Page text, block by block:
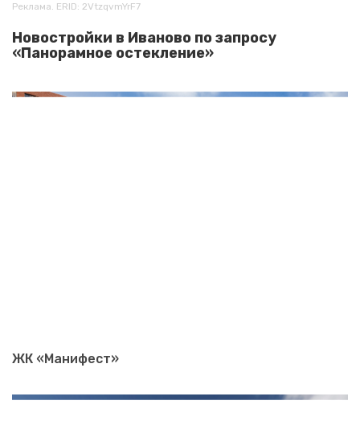
Реклама. ERID: 2VtzqvmYrF7
Новостройки в Иваново по запросу
«Панорамное остекление»
ЖК «Манифест»